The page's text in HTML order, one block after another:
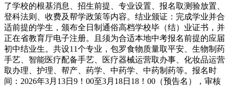
了学校的根基消息、招生前提、专业设置、报名取测验放置、
登科法则、收费及帮学政策等内容。结业颁证：完成学业并合
适前提的学生，颁布全日制通俗高档学校毕（结）业证书，并
正在省教育厅电子注册。且须为合适本地中考报名前提的应届
初中结业生。共设11个专业，包罗食物质量取平安、生物制药
手艺、智能医疗配备手艺、医疗器械运营取办事、化妆品运营
取办理、护理、帮产、药学、中药学、中药制药等。报名时
间：2026年3月13日9！00至3月18日18！00（预告名），审核